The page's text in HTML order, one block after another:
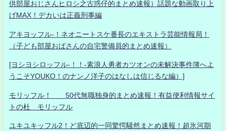
供部屋おじさんヒロシ之古惑仔的まとめ速報）話題な動画取り上
げMAX！デカいは正義刑事編
アキヨッフル-！ネオニートスケ番長のエキストラ芸能情報局！
（子ども部屋おばさんの自宅警備員的まとめ速報）
[ヨシヨシロッフル-！！-素浪人勇者カツオンの未解決事件簿へよ
うこそYOUKO！のナンノ洋子のはなしは信じるな編）]
モリッフル！ 50代無職独身的まとめ速報！有益便利情報サイ
トの杜 モリッフル
ユキユキッフル2！ど底辺的一同驚愕騒然まとめ速報！超氷河期